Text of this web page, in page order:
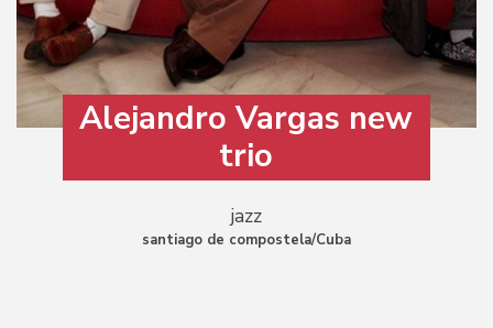
Alejandro Vargas new
trio
jazz
santiago de compostela/Cuba